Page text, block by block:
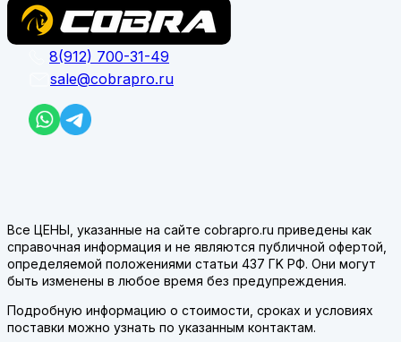
8(912) 700-31-49
sale@cobrapro.ru
Все ЦЕНЫ, указанные на сайте cobrapro.ru приведены как
справочная информация и не являются публичной офертой,
определяемой положениями статьи 437 ГK РФ. Они могут
быть изменены в любое время без предупреждения.
Подробную информацию о стоимости, сроках и условиях
поставки можно узнать по указанным контактам.